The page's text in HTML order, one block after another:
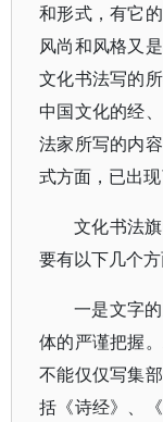
和形式，有它
风尚和风格又
文化书法写的
中国文化的经
法家所写的内
式方面，已出
文化书法
要有以下几个方
一是文字
体的严谨把握
不能仅仅写集
括《诗经》、